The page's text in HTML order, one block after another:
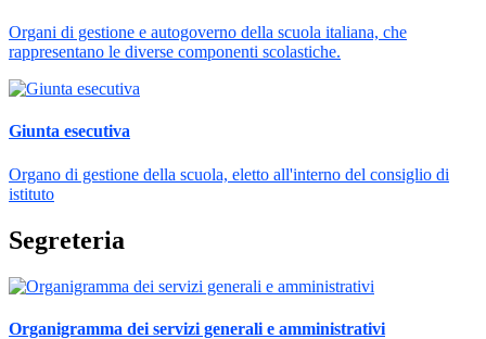
Organi di gestione e autogoverno della scuola italiana, che
rappresentano le diverse componenti scolastiche.
Giunta esecutiva
Organo di gestione della scuola, eletto all'interno del consiglio di
istituto
Segreteria
Organigramma dei servizi generali e amministrativi